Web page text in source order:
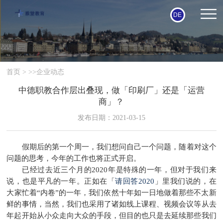
DE
首页 > >>企业动态
中德职教合作层出叠现，做「印刷厂」还是「运营
商」？
发布日期：2021-03-15
假期后的第一个周一，我们想问自己一个问题，随着对这个
问题的思考，今年的工作也将正式开启。
已经过去近三个月的2020年是特殊的一年，但对于我们来
说，也是平凡的一年。正如在「请回答2020 」里我们说的，在
大家忙着“内卷”的一年，我们依然十年如一日地做着那些不太新
鲜的事情，当然，我们也采用了诸如线上课程、视频会议等从去
年起开始从小众走向大众的手段，但目的也只是去延续那些我们